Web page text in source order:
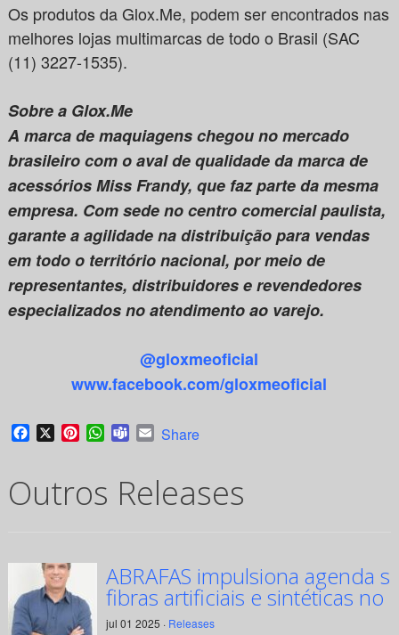
Os produtos da Glox.Me, podem ser encontrados nas
melhores lojas multimarcas de todo o Brasil (SAC
(11) 3227-1535).
Sobre a Glox.Me
A marca de maquiagens chegou no mercado
brasileiro com o aval de qualidade da marca de
acessórios Miss Frandy, que faz parte da mesma
empresa. Com sede no centro comercial paulista,
garante a agilidade na distribuição para vendas
em todo o território nacional, por meio de
representantes, distribuidores e revendedores
especializados no atendimento ao varejo.
@gloxmeoficial
www.facebook.com/gloxmeoficial
Facebook
X PinterestWhatsApp
TeamsEmail
Share
Outros Releases
ABRAFAS impulsiona agenda
fibras artificiais e sintéticas no
jul 01 2025 · Releases